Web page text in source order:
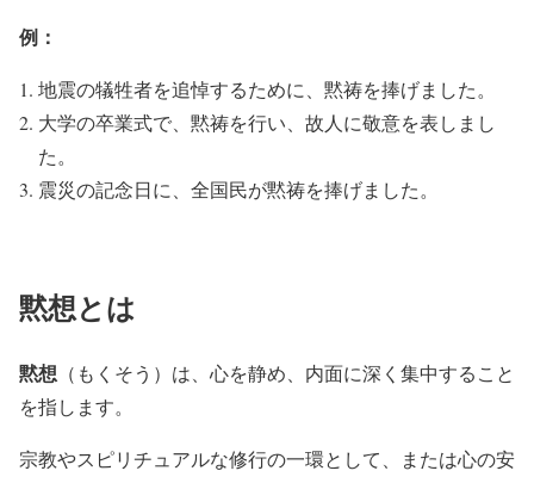
例：
地震の犠牲者を追悼するために、黙祷を捧げました。
大学の卒業式で、黙祷を行い、故人に敬意を表しまし
た。
震災の記念日に、全国民が黙祷を捧げました。
黙想とは
黙想 （もくそう）は、心を静め、内面に深く集中すること
を指します。
宗教やスピリチュアルな修行の一環として、または心の安